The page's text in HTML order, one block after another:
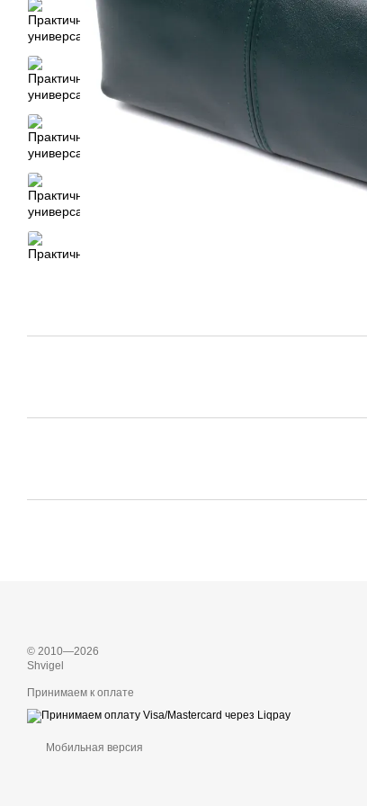
© 2010—2026
Shvigel
Принимаем к оплате
Мобильная версия